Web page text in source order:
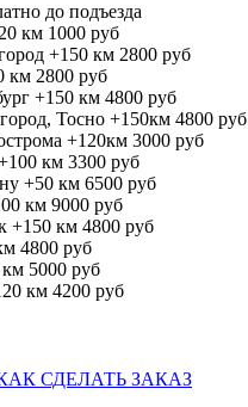
до подъезда
км 1000 руб
+150 км 2800 руб
км 2800 руб
+150 км 4800 руб
Тосно +150км 4800 руб
+120км 3000 руб
км 3300 руб
+50 км 6500 руб
км 9000 руб
+150 км 4800 руб
4800 руб
5000 руб
км 4200 руб
СДЕЛАТЬ ЗАКАЗ